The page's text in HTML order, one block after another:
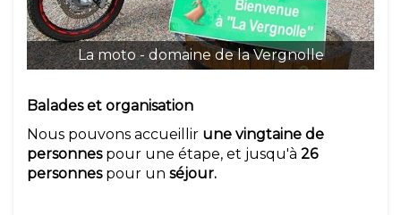
La moto - domaine de la Vergnolle
Balades et organisation
Nous pouvons accueillir une vingtaine de
personnes pour une étape, et jusqu'à 26
personnes pour un séjour.